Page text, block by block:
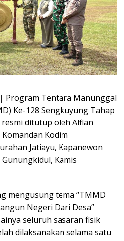
Program Tentara Manunggal
Ke-128 Sengkuyung Tahap
ditutup oleh Alfian
Kodim
Jatiayu, Kapanewon
Kamis
mengusung tema “TMMD
Negeri Dari Desa”
seluruh sasaran fisik
dilaksanakan selama satu